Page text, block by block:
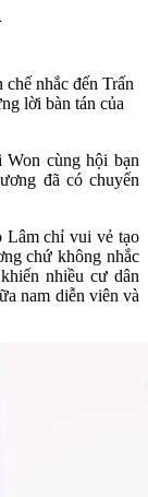
nhắc đến Trấn
lời bàn tán của
Won cùng hội bạn
đã có chuyến
Lâm chỉ vui vẻ tạo
chứ không nhắc
nhiều cư dân
nam diễn viên và